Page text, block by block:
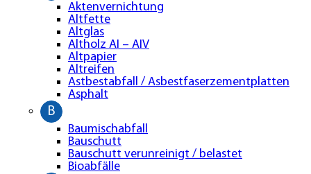
Aktenvernichtung
Altfette
Altglas
Altholz AI – AIV
Altpapier
Altreifen
Astbestabfall / Asbestfaserzementplatten
Asphalt
B
Baumischabfall
Bauschutt
Bauschutt verunreinigt / belastet
Bioabfälle